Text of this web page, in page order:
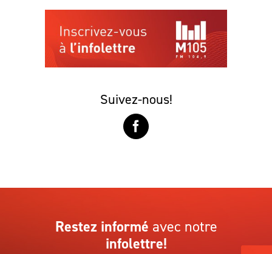
Suivez-nous!
Restez informé avec notre
infolettre!